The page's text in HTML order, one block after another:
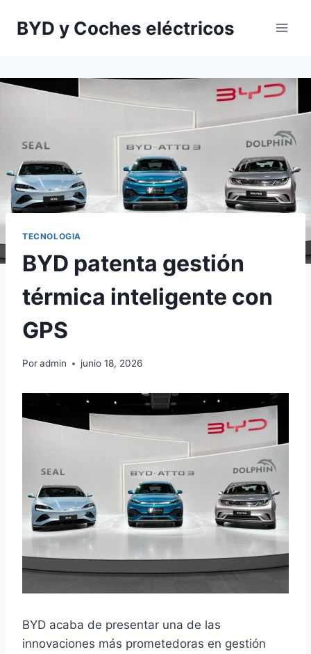
BYD y Coches eléctricos
TECNOLOGIA
BYD patenta gestión
térmica inteligente con
GPS
Poradmin junio 18, 2026
BYD acaba de presentar una de las
innovaciones más prometedoras en gestión